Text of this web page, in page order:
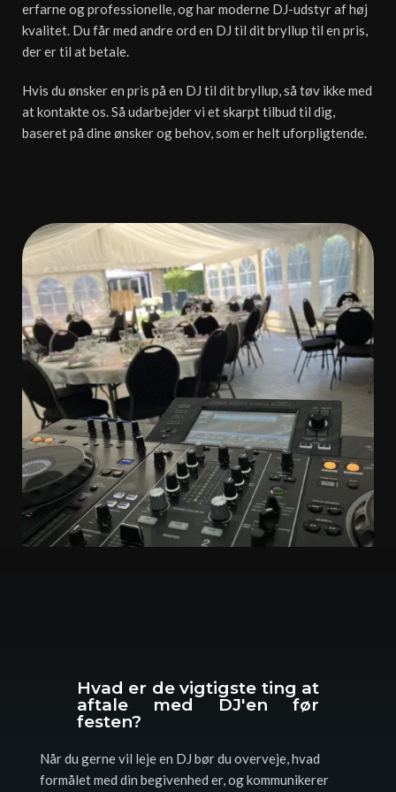
erfarne og professionelle, og har moderne DJ-udstyr af høj
kvalitet. Du får med andre ord en DJ til dit bryllup til en pris,
der er til at betale.
Hvis du ønsker en pris på en DJ til dit bryllup, så tøv ikke med
at kontakte os. Så udarbejder vi et skarpt tilbud til dig,
baseret på dine ønsker og behov, som er helt uforpligtende.
Hvad er de vigtigste ting at
aftale med DJ'en før
festen?
Når du gerne vil leje en DJ bør du overveje, hvad
formålet med din begivenhed er, og kommunikerer